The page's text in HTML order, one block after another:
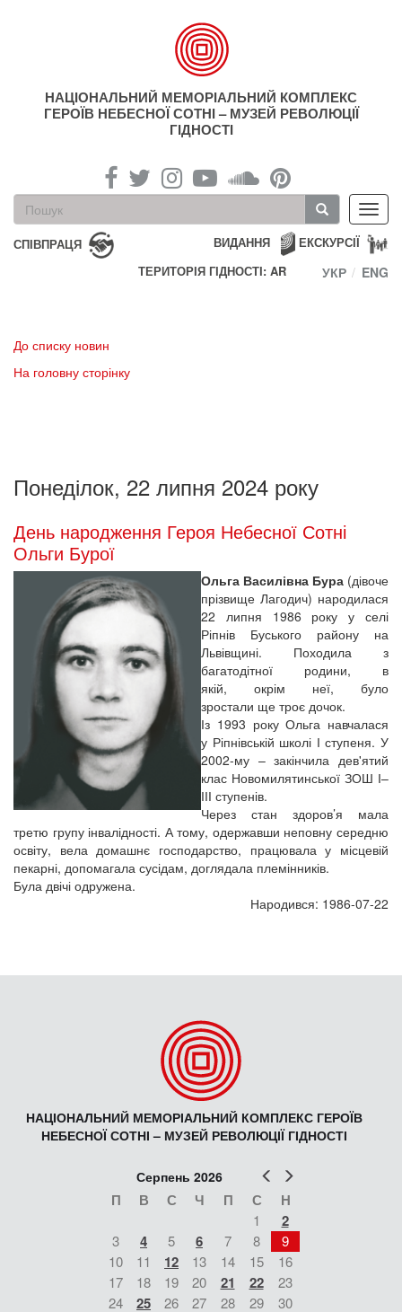
НАЦІОНАЛЬНИЙ МЕМОРІАЛЬНИЙ КОМПЛЕКС
ГЕРОЇВ НЕБЕСНОЇ СОТНІ – МУЗЕЙ РЕВОЛЮЦІЇ
ГІДНОСТІ
Пошукова
форма
Пошук
СПІВПРАЦЯ ЕКСКУРСІЇ
ВИДАННЯ
ТЕРИТОРІЯ ГІДНОСТІ: AR
УКР ENG
До списку новин
На головну сторінку
Понеділок, 22 липня 2024 року
День народження Героя Небесної Сотні
Ольги Бурої
Ольга Василівна Бура (дівоче
прізвище Лагодич) народилася
22 липня 1986 року у селі
Ріпнів Буського району на
Львівщині. Походила з
багатодітної родини, в
якій, окрім неї, було
зростали ще троє дочок.
Із 1993 року Ольга навчалася
у Ріпнівській школі І ступеня. У
2002-му – закінчила дев'ятий
клас Новомилятинської ЗОШ І–
ІІІ ступенів.
Через стан здоров’я мала
третю групу інвалідності. А тому, одержавши неповну середню
освіту, вела домашнє господарство, працювала у місцевій
пекарні, допомагала сусідам, доглядала племінників.
Була двічі одружена.
Народився: 1986-07-22
НАЦІОНАЛЬНИЙ МЕМОРІАЛЬНИЙ КОМПЛЕКС ГЕРОЇВ
НЕБЕСНОЇ СОТНІ – МУЗЕЙ РЕВОЛЮЦІЇ ГІДНОСТІ
Попер
Серпень 2026
П В С Ч П С Н
1 2
3 4 5 6 7 8
9
10
11 12 13 14 15
16
17
18 19 20 21 22
23
24
25 26 27 28 29
30